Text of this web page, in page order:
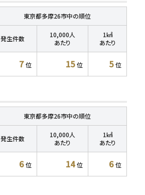
東京都多摩26市中の順位
発生件数
10,000人
あたり
1㎢
あたり
7位 15位 5位
東京都多摩26市中の順位
発生件数
10,000人
あたり
1㎢
あたり
6位 14位 6位